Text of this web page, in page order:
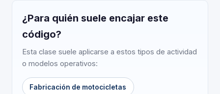
¿Para quién suele encajar este
código?
Esta clase suele aplicarse a estos tipos de actividad
o modelos operativos:
Fabricación de motocicletas